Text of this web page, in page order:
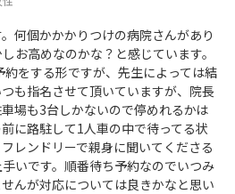
何個かかかりつけの病院さんがあり
お高めなのかな？と感じています。
をする形ですが、先生によっては結
も指名させて頂いていますが、院長
場も3台しかないので停めれるかは
に路駐して1人車の中で待ってる状
レンドリーで親身に聞いてくださる
いです。順番待ち予約なのでいつみ
んが対応については良きかなと思い